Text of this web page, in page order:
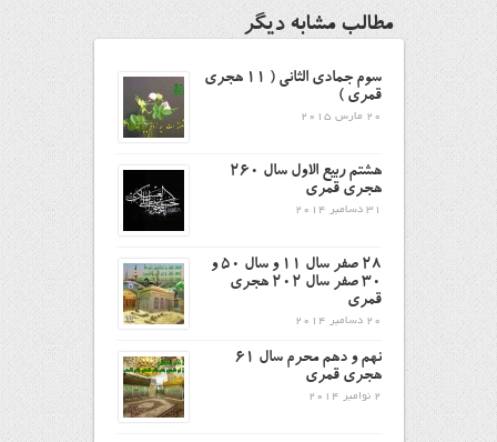
مطالب مشابه دیگر
سوم جمادی الثانی ( ۱۱ هجری
قمری )
20 مارس 2015
هشتم ربیع الاول سال ۲۶۰
هجری قمری
31 دسامبر 2014
۲۸ صفر سال ۱۱ و سال ۵۰ و
۳۰ صفر سال ۲۰۲ هجری
قمری
20 دسامبر 2014
نهم و دهم محرم سال ۶۱
هجری قمری
2 نوامبر 2014